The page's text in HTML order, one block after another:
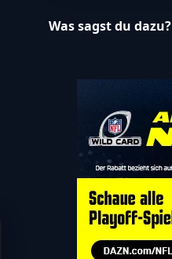
Was sagst du dazu?